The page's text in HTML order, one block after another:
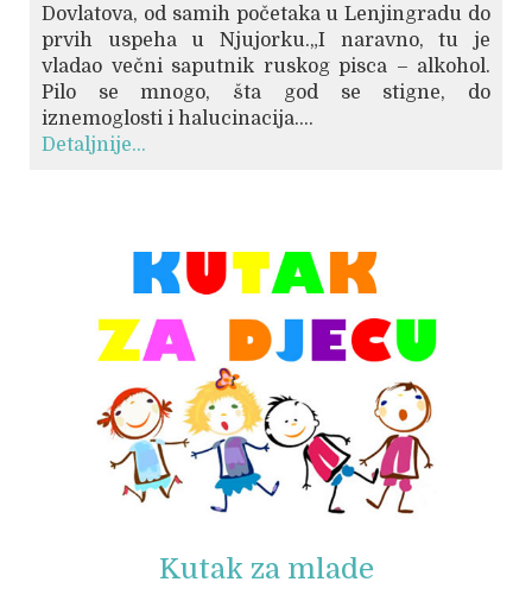
Dovlatova, od samih početaka u Lenjingradu do
prvih uspeha u Njujorku.„I naravno, tu je
vladao večni saputnik ruskog pisca – alkohol.
Pilo se mnogo, šta god se stigne, do
iznemoglosti i halucinacija....
Detaljnije...
Kutak za mlade